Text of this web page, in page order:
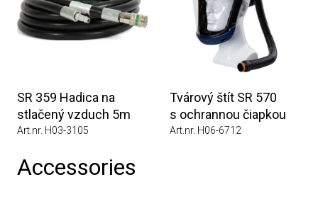
SR 359 Hadica na
stlačený vzduch 5m
Art.nr. H03-3105
Tvárový štít SR 570
s ochrannou čiapkou
Art.nr. H06-6712
Accessories